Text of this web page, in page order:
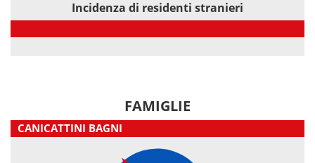
Incidenza di residenti stranieri
FAMIGLIE
CANICATTINI BAGNI